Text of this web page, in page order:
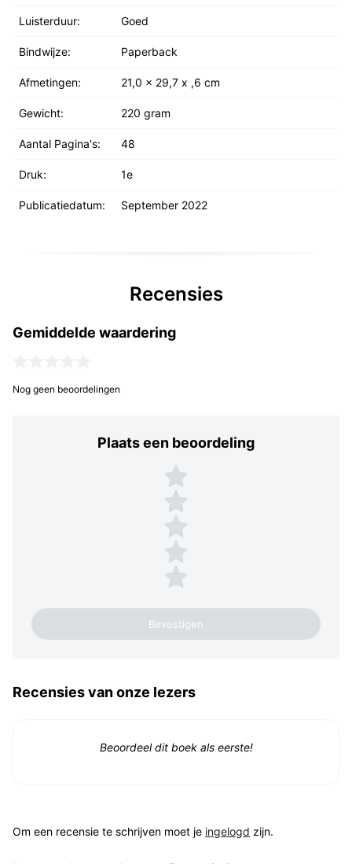
Luisterduur: Goed
Bindwijze: Paperback
Afmetingen: 21,0 x 29,7 x ,6 cm
Gewicht: 220 gram
Aantal Pagina's: 48
Druk: 1e
Publicatiedatum: September 2022
Recensies
Gemiddelde waardering
Nog geen beoordelingen
Plaats een beoordeling
Plaats een beoordeling
5 sterren
4 sterren
3 sterren
2 sterren
1 ster
Recensies van onze lezers
Beoordeel dit boek als eerste!
Om een recensie te schrijven moet je ingelogd zijn.